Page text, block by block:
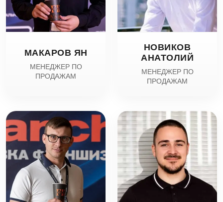
МАКАРОВ ЯН
МЕНЕДЖЕР ПО
ПРОДАЖАМ
НОВИКОВ
АНАТОЛИЙ
МЕНЕДЖЕР ПО
ПРОДАЖАМ